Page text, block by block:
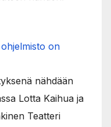
on
nähdään
Lotta Kaihua ja
Teatteri